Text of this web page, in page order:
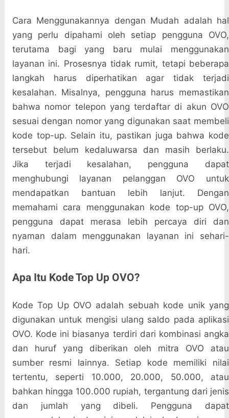
Cara Menggunakannya dengan Mudah adalah hal
yang perlu dipahami oleh setiap pengguna OVO,
terutama bagi yang baru mulai menggunakan
layanan ini. Prosesnya tidak rumit, tetapi beberapa
langkah harus diperhatikan agar tidak terjadi
kesalahan. Misalnya, pengguna harus memastikan
bahwa nomor telepon yang terdaftar di akun OVO
sesuai dengan nomor yang digunakan saat membeli
kode top-up. Selain itu, pastikan juga bahwa kode
tersebut belum kedaluwarsa dan masih berlaku.
Jika terjadi kesalahan, pengguna dapat
menghubungi layanan pelanggan OVO untuk
mendapatkan bantuan lebih lanjut. Dengan
memahami cara menggunakan kode top-up OVO,
pengguna dapat merasa lebih percaya diri dan
nyaman dalam menggunakan layanan ini sehari-
hari.
Apa Itu Kode Top Up OVO?
Kode Top Up OVO adalah sebuah kode unik yang
digunakan untuk mengisi ulang saldo pada aplikasi
OVO. Kode ini biasanya terdiri dari kombinasi angka
dan huruf yang diberikan oleh mitra OVO atau
sumber resmi lainnya. Setiap kode memiliki nilai
tertentu, seperti 10.000, 20.000, 50.000, atau
bahkan hingga 100.000 rupiah, tergantung dari jenis
dan jumlah yang dibeli. Pengguna dapat